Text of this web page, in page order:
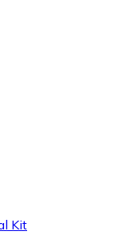
Kit